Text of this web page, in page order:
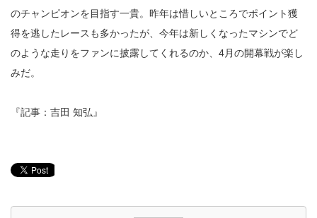
のチャンピオンを目指す一貴。昨年は惜しいところでポイント獲
得を逃したレースも多かったが、今年は新しくなったマシンでど
のような走りをファンに披露してくれるのか、4月の開幕戦が楽し
みだ。
『記事：吉田 知弘』